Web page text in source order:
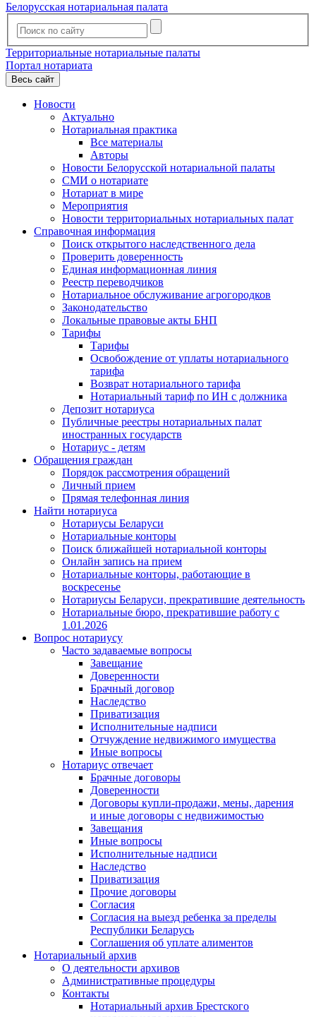
Белорусская нотариальная палата
Территориальные нотариальные палаты
Портал нотариата
Весь сайт
Новости
Актуально
Нотариальная практика
Все материалы
Авторы
Новости Белорусской нотариальной палаты
СМИ о нотариате
Нотариат в мире
Мероприятия
Новости территориальных нотариальных палат
Справочная информация
Поиск открытого наследственного дела
Проверить доверенность
Единая информационная линия
Реестр переводчиков
Нотариальное обслуживание агрогородков
Законодательство
Локальные правовые акты БНП
Тарифы
Тарифы
Освобождение от уплаты нотариального
тарифа
Возврат нотариального тарифа
Нотариальный тариф по ИН с должника
Депозит нотариуса
Публичные реестры нотариальных палат
иностранных государств
Нотариус - детям
Обращения граждан
Порядок рассмотрения обращений
Личный прием
Прямая телефонная линия
Найти нотариуса
Нотариусы Беларуси
Нотариальные конторы
Поиск ближайшей нотариальной конторы
Онлайн запись на прием
Нотариальные конторы, работающие в
воскресенье
Нотариусы Беларуси, прекратившие деятельность
Нотариальные бюро, прекратившие работу с
1.01.2026
Вопрос нотариусу
Часто задаваемые вопросы
Завещание
Доверенности
Брачный договор
Наследство
Приватизация
Исполнительные надписи
Отчуждение недвижимого имущества
Иные вопросы
Нотариус отвечает
Брачные договоры
Доверенности
Договоры купли-продажи, мены, дарения
и иные договоры с недвижимостью
Завещания
Иные вопросы
Исполнительные надписи
Наследство
Приватизация
Прочие договоры
Согласия
Согласия на выезд ребенка за пределы
Республики Беларусь
Соглашения об уплате алиментов
Нотариальный архив
О деятельности архивов
Административные процедуры
Контакты
Нотариальный архив Брестского